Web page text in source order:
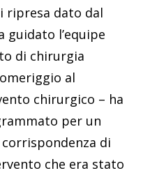
ripresa dato dal
guidato l’equipe
di chirurgia
al
chirurgico – ha
per un
di
che era stato